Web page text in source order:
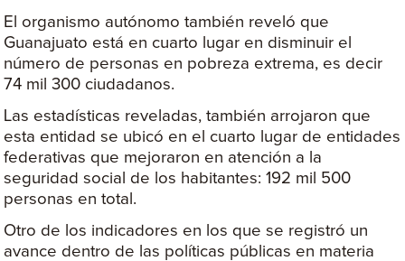
El organismo autónomo también reveló que
Guanajuato está en cuarto lugar en disminuir el
número de personas en pobreza extrema, es decir
74 mil 300 ciudadanos.
Las estadísticas reveladas, también arrojaron que
esta entidad se ubicó en el cuarto lugar de entidades
federativas que mejoraron en atención a la
seguridad social de los habitantes: 192 mil 500
personas en total.
Otro de los indicadores en los que se registró un
avance dentro de las políticas públicas en materia